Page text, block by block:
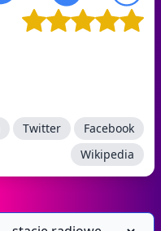
Twitter
Facebook
Wikipedia